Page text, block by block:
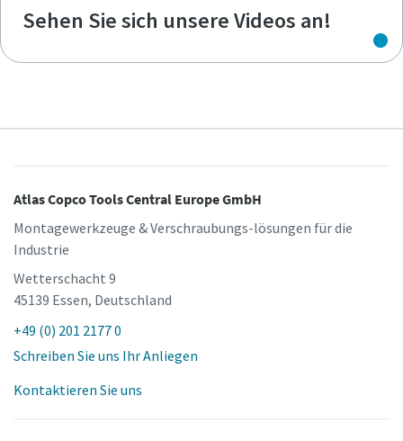
Sehen Sie sich unsere Videos an!
Atlas Copco Tools Central Europe GmbH
Montagewerkzeuge & Verschraubungs-lösungen für die
Industrie
Wetterschacht 9
45139 Essen, Deutschland
+49 (0) 201 2177 0
Schreiben Sie uns Ihr Anliegen
Kontaktieren Sie uns